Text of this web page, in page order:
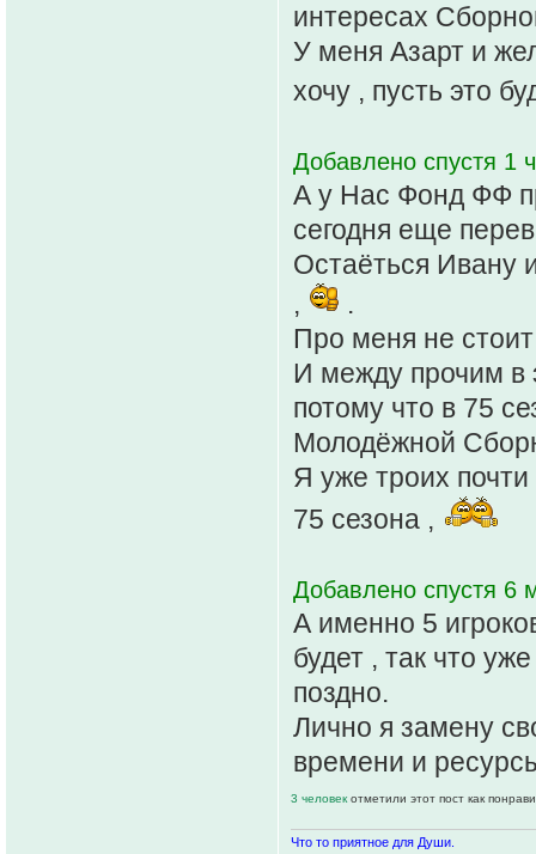
интересах
У меня Азарт и
хочу , пусть это
Добавлено спустя 1
А у Нас Фонд ФФ
сегодня еще
Остаёться Ивану
,
.
Про меня не
И между прочим в
потому что в 75
Молодёжной
Я уже троих
75 сезона ,
Добавлено спустя 6
А именно 5
будет , так что
поздно.
Лично я замену
времени и
3 человек отметили этот пост как
Что то приятное для Души.